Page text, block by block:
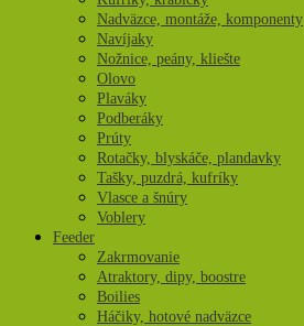
Nadväzce, montáže, komponenty
Navíjaky
Nožnice, peány, kliešte
Olovo
Plaváky
Podberáky
Prúty
Rotačky, blyskáče, plandavky
Tašky, puzdrá, kufríky
Vlasce a šnúry
Voblery
Feeder
Zakrmovanie
Atraktory, dipy, boostre
Boilies
Háčiky, hotové nadväzce